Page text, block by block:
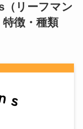
（リーフマン
徴・種類